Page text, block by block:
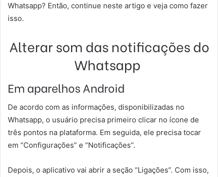
Whatsapp? Então, continue neste artigo e veja como fazer
isso.
Alterar som das notificações do
Whatsapp
Em aparelhos Android
De acordo com as informações, disponibilizadas no
Whatsapp, o usuário precisa primeiro clicar no ícone de
três pontos na plataforma. Em seguida, ele precisa tocar
em “Configurações” e “Notificações”.
Depois, o aplicativo vai abrir a seção “Ligações”. Com isso,